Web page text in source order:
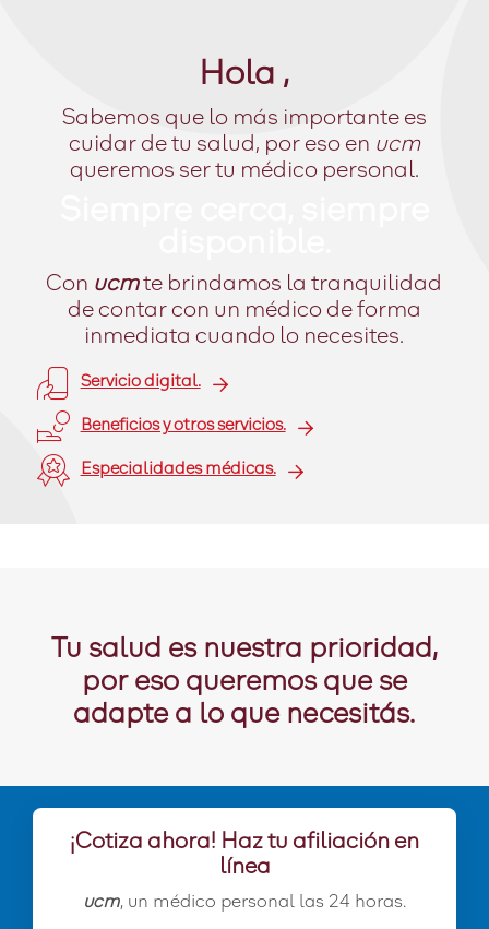
Hola ,
Sabemos que lo más importante es
cuidar de tu salud, por eso en ucm
queremos ser tu médico personal.
Con ucmte brindamos la tranquilidad
de contar con un médico de forma
inmediata cuando lo necesites.
Servicio digital.
Beneficios y otros servicios.
Especialidades médicas.
Tu salud es nuestra prioridad,
por eso queremos que se
adapte a lo que necesitás.
¡Cotiza ahora! Haz tu afiliación en
línea
ucm, un médico personal las 24 horas.